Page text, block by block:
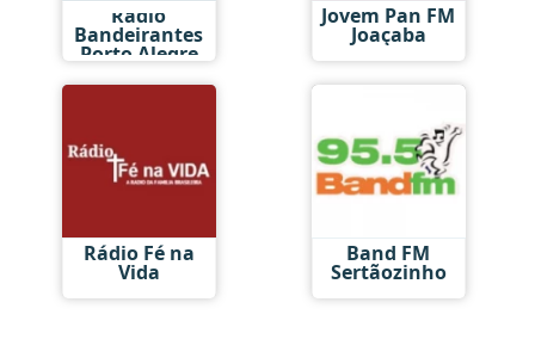
Rádio
Bandeirantes
Porto Alegre
Jovem Pan FM
Joaçaba
Rádio Fé na
Vida
Band FM
Sertãozinho